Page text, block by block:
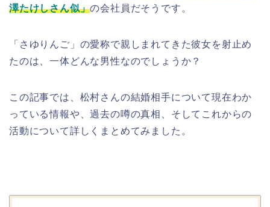
澤たけしさん似」の会社員だそうです。
「さゆりんご」の愛称で親しまれてきた彼女を射止め
たのは、一体どんな男性なのでしょうか？
この記事では、松村さんの結婚相手について現在わか
っている情報や、過去の噂の真相、そしてこれからの
活動について詳しくまとめてみました。